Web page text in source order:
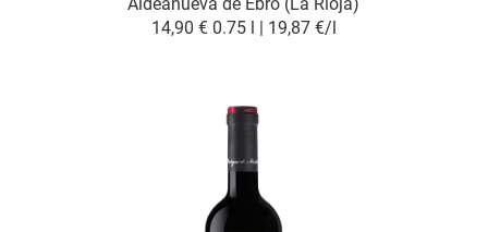
14,90 € 0.75 l | 19,87 €/l